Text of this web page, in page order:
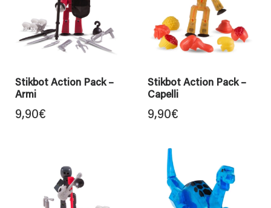
Stikbot Action Pack –
Armi
9,90€
Stikbot Action Pack –
Capelli
9,90€